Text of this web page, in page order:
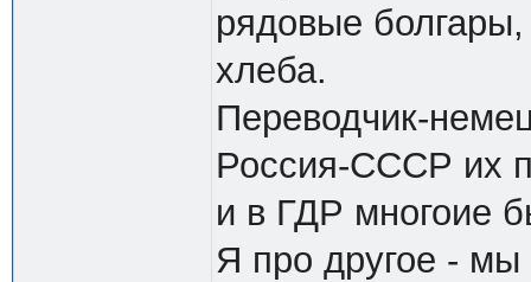
рядовые
хлеба.
Переводчик-
Россия-СССР их
и в ГДР многоие
Я про другое - мы